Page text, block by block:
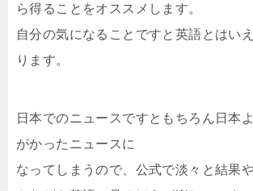
ら得ることをオススメします。
自分の気になることですと英語とはい
ります。
日本でのニュースですともちろん日本
がかったニュースに
なってしまうので、公式で淡々と結果